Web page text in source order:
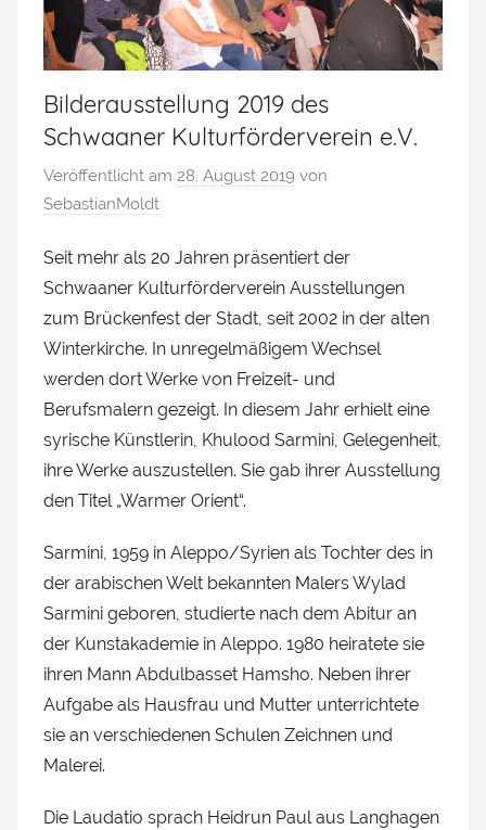
Bilderausstellung 2019 des
Schwaaner Kulturförderverein e.V.
Veröffentlicht am 28. August 2019 von
SebastianMoldt
Seit mehr als 20 Jahren präsentiert der
Schwaaner Kulturförderverein Ausstellungen
zum Brückenfest der Stadt, seit 2002 in der alten
Winterkirche. In unregelmäßigem Wechsel
werden dort Werke von Freizeit- und
Berufsmalern gezeigt. In diesem Jahr erhielt eine
syrische Künstlerin, Khulood Sarmini, Gelegenheit,
ihre Werke auszustellen. Sie gab ihrer Ausstellung
den Titel „Warmer Orient“.
Sarmini, 1959 in Aleppo/Syrien als Tochter des in
der arabischen Welt bekannten Malers Wylad
Sarmini geboren, studierte nach dem Abitur an
der Kunstakademie in Aleppo. 1980 heiratete sie
ihren Mann Abdulbasset Hamsho. Neben ihrer
Aufgabe als Hausfrau und Mutter unterrichtete
sie an verschiedenen Schulen Zeichnen und
Malerei.
Die Laudatio sprach Heidrun Paul aus Langhagen